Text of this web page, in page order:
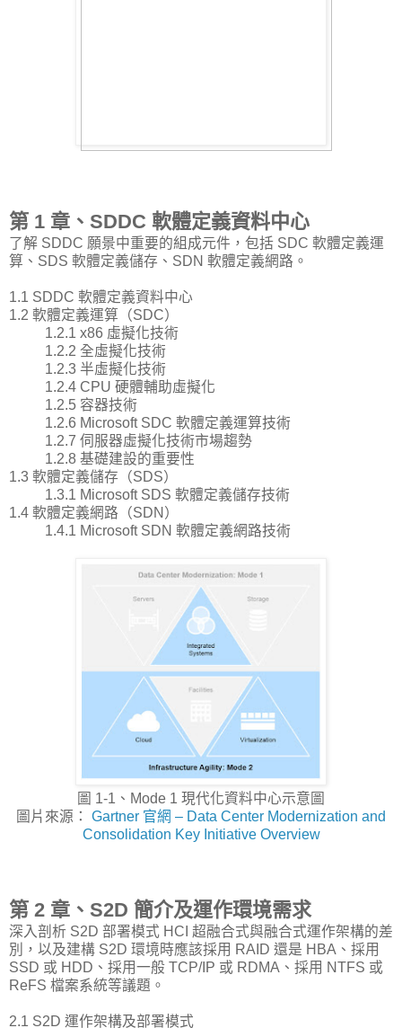
第 1 章、SDDC 軟體定義資料中心
了解 SDDC 願景中重要的組成元件，包括 SDC 軟體定義運
算、SDS 軟體定義儲存、SDN 軟體定義網路。
1.1 SDDC 軟體定義資料中心
1.2 軟體定義運算（SDC）
1.2.1 x86 虛擬化技術
1.2.2 全虛擬化技術
1.2.3 半虛擬化技術
1.2.4 CPU 硬體輔助虛擬化
1.2.5 容器技術
1.2.6 Microsoft SDC 軟體定義運算技術
1.2.7 伺服器虛擬化技術市場趨勢
1.2.8 基礎建設的重要性
1.3 軟體定義儲存（SDS）
1.3.1 Microsoft SDS 軟體定義儲存技術
1.4 軟體定義網路（SDN）
1.4.1 Microsoft SDN 軟體定義網路技術
圖 1-1、Mode 1 現代化資料中心示意圖
圖片來源： Gartner 官網 – Data Center Modernization and
Consolidation Key Initiative Overview
第 2 章、S2D 簡介及運作環境需求
深入剖析 S2D 部署模式 HCI 超融合式與融合式運作架構的差
別，以及建構 S2D 環境時應該採用 RAID 還是 HBA、採用
SSD 或 HDD、採用一般 TCP/IP 或 RDMA、採用 NTFS 或
ReFS 檔案系統等議題。
2.1 S2D 運作架構及部署模式